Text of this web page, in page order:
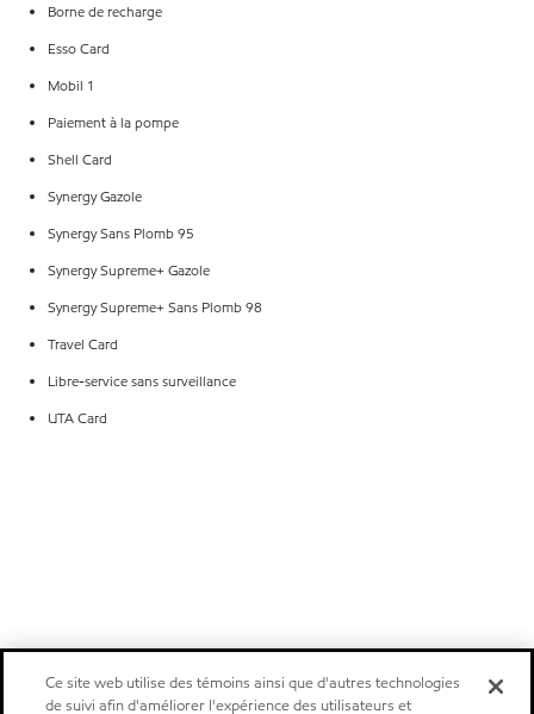
Borne de recharge
Esso Card
Mobil 1
Paiement à la pompe
Shell Card
Synergy Gazole
Synergy Sans Plomb 95
Synergy Supreme+ Gazole
Synergy Supreme+ Sans Plomb 98
Travel Card
Libre-service sans surveillance
UTA Card
Ce site web utilise des témoins ainsi que d'autres technologies
de suivi afin d'améliorer l'expérience des utilisateurs et